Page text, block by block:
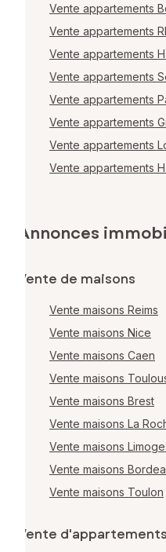
Vente appartements
Vente appartements
Vente appartements
Vente appartements
Vente appartements
Vente appartements
Vente appartements
Vente appartements
Annonces
Vente de maisons
Vente maisons Reims
Vente maisons Nice
Vente maisons Caen
Vente maisons
Vente maisons Brest
Vente maisons La
Vente maisons
Vente maisons
Vente maisons Toulon
Vente d'appartements